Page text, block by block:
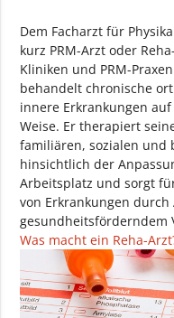
Dem Facharzt für
kurz PRM-Arzt oder
Kliniken und PRM-
behandelt chronische
innere Erkrankungen
Weise. Er therapiert
familiären, sozialen und
hinsichtlich der
Arbeitsplatz und sorgt
von Erkrankungen
gesundheitsförderndem
Was macht ein Reha-